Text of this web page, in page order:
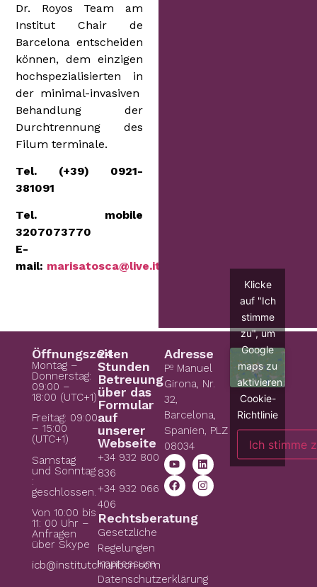
Dr. Royos Team am
Institut Chair de
Barcelona entscheiden
können, dem einzigen
hochspezialisierten in
der minimal-invasiven
Behandlung der
Durchtrennung des
Filum terminale.
Tel. (+39) 0921-
381091
Tel. mobile
3207073770
E-
mail: marisatosca@live.it
Öffnungszeiten
Montag –
Donnerstag:
09:00 –
18:00 (UTC+1)
Freitag: 09:00
– 15:00
(UTC+1)
Samstag
und Sonntag
:
geschlossen.
Von 10:00 bis
11: 00 Uhr –
Anfragen
über Skype
icb@institutchiaribcn.com
24
Stunden
Betreuung
über das
Formular
auf
unserer
Webseite
+34 932 800
836
+34 932 066
406
Rechtsberatung
Gesetzliche
Regelungen
Impressum
Datenschutzerklärung
Adresse
Pº Manuel
Girona, Nr.
32,
Barcelona,
Spanien, PLZ
08034
Klicke
auf "Ich
stimme
zu", um
Google
maps zu
aktivieren
Cookie-
Richtlinie
Ich stimme